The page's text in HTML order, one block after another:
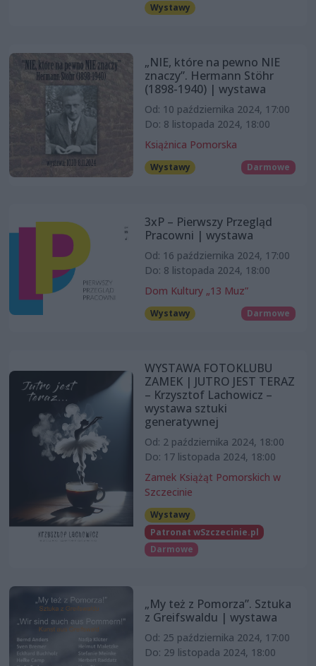
Wystawy
„NIE, które na pewno NIE
znaczy”. Hermann Stöhr
(1898-1940) | wystawa
Od: 10 października 2024, 17:00
Do: 8 listopada 2024, 18:00
Książnica Pomorska
Wystawy Darmowe
3xP – Pierwszy Przegląd
Pracowni | wystawa
Od: 16 października 2024, 17:00
Do: 8 listopada 2024, 18:00
Dom Kultury „13 Muz”
Wystawy Darmowe
WYSTAWA FOTOKLUBU
ZAMEK | JUTRO JEST TERAZ
– Krzysztof Lachowicz –
wystawa sztuki
generatywnej
Od: 2 października 2024, 18:00
Do: 17 listopada 2024, 18:00
Zamek Książąt Pomorskich w
Szczecinie
Wystawy
Patronat wSzczecinie.pl
Darmowe
„My też z Pomorza”. Sztuka
z Greifswaldu | wystawa
Od: 25 października 2024, 17:00
Do: 29 listopada 2024, 18:00